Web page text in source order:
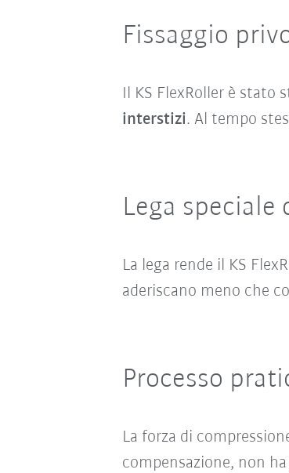
Fissaggio
Il KS FlexRoller è stato
interstizi. Al tempo
Lega
La lega rende il KS
aderiscano meno che
Processo
La forza di
compensazione, non